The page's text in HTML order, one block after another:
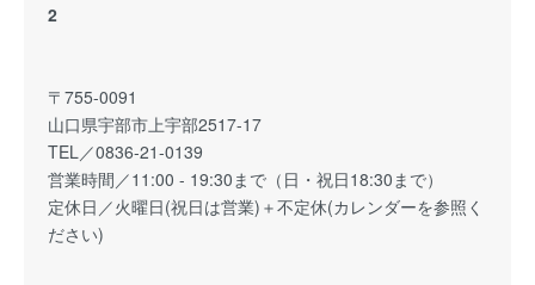
2
〒755-0091
山口県宇部市上宇部2517-17
TEL／0836-21-0139
営業時間／11:00 - 19:30まで（日・祝日18:30まで）
定休日／火曜日(祝日は営業)＋不定休(カレンダーを参照く
ださい)